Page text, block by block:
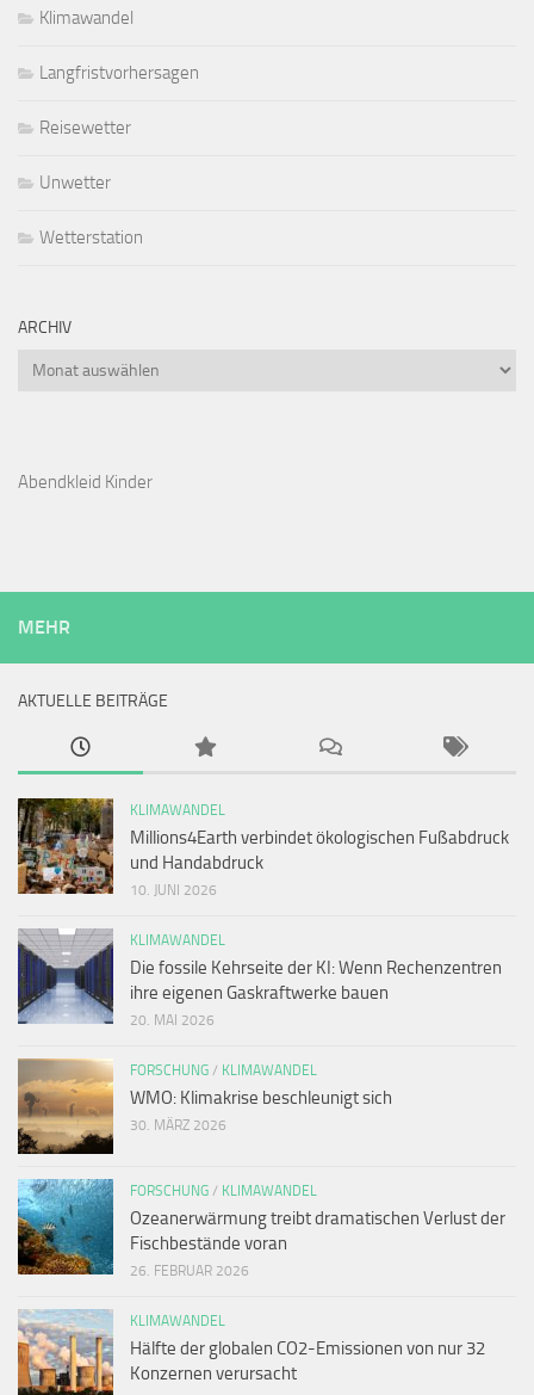
Klimawandel
Langfristvorhersagen
Reisewetter
Unwetter
Wetterstation
ARCHIV
Archiv
Abendkleid Kinder
MEHR
AKTUELLE BEITRÄGE
KLIMAWANDEL
Millions4Earth verbindet ökologischen Fußabdruck
und Handabdruck
10. JUNI 2026
KLIMAWANDEL
Die fossile Kehrseite der KI: Wenn Rechenzentren
ihre eigenen Gaskraftwerke bauen
20. MAI 2026
FORSCHUNG / KLIMAWANDEL
WMO: Klimakrise beschleunigt sich
30. MÄRZ 2026
FORSCHUNG / KLIMAWANDEL
Ozeanerwärmung treibt dramatischen Verlust der
Fischbestände voran
26. FEBRUAR 2026
KLIMAWANDEL
Hälfte der globalen CO2-Emissionen von nur 32
Konzernen verursacht